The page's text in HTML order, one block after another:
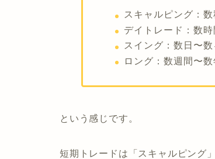
スキャルピング：
デイトレード：数時
スイング：数日〜数
ロング：数週間〜数
という感じです。
短期トレードは「スキャルピング